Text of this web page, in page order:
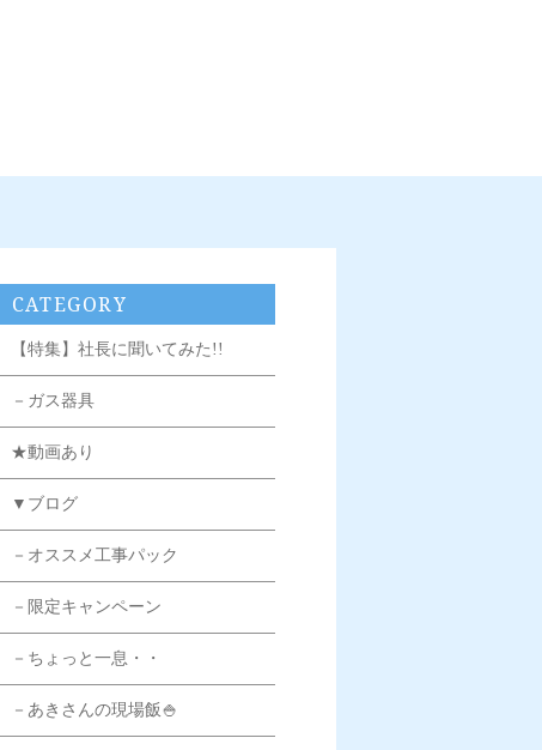
CATEGORY
【特集】社長に聞いてみた!!
－ガス器具
★動画あり
▼ブログ
－オススメ工事パック
－限定キャンペーン
－ちょっと一息・・
－あきさんの現場飯🍚